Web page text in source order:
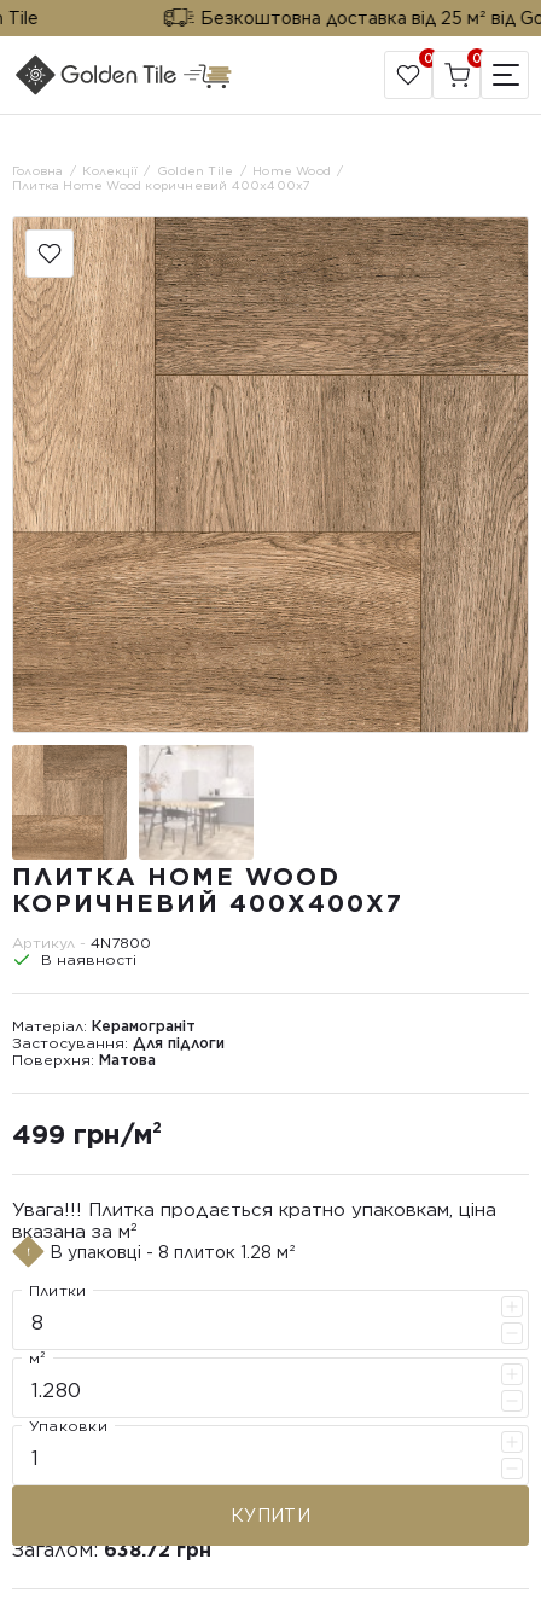
Безкоштовна доставка від 25 м² від
САЙТ КОМПАНІЇ
0 0
Головна Колекції Golden Tile
Home Wood
Плитка Home Wood коричневий 400х400х7
ПЛИТКА HOME WOOD
КОРИЧНЕВИЙ 400Х400Х7
Артикул - 4N7800
В наявності
Матеріал: Керамограніт
Застосування: Для підлоги
Поверхня: Матова
499 грн/м²
Увага!!! Плитка продається кратно упаковкам, ціна
вказана за м²
В упаковці - 8 плиток 1.28 м²
Плитки
м²
Упаковки
КУПИТИ
Загалом:638.72 грн